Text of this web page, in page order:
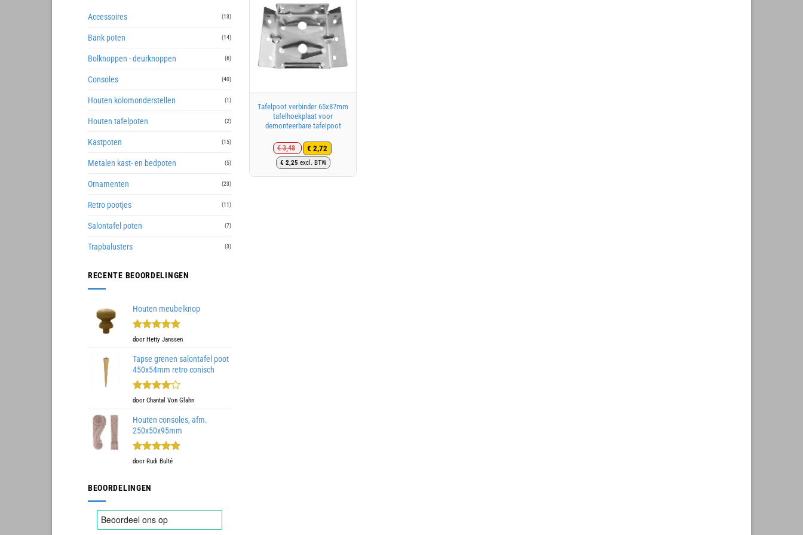
Accessoires (13)
Bank poten (14)
Bolknoppen - deurknoppen (6)
Consoles (40)
Houten kolomonderstellen (1)
Houten tafelpoten (2)
Kastpoten (15)
Metalen kast- en bedpoten (5)
Ornamenten (23)
Retro pootjes (11)
Salontafel poten (7)
Trapbalusters (3)
RECENTE BEOORDELINGEN
Houten meubelknop
Gewaardeerd
door Hetty Janssen
Tapse grenen salontafel poot
450x54mm retro conisch
Gewaardeerd
door Chantal Von Glahn
Houten consoles, afm.
250x50x95mm
Gewaardeerd
door Rudi Bulté
BEOORDELINGEN
Tafelpoot verbinder 65x87mm
tafelhoekplaat voor
demonteerbare tafelpoot
€3,48
Oorspronkelijke
prijs
was:
€ 2,72
Huidige
prijs
is:
€ 2,25 excl. BTW